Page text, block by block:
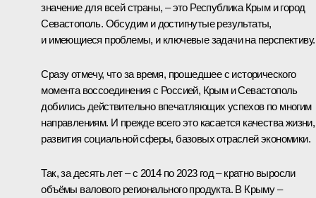
значение для всей страны, – это Республика Крым и город
Севастополь. Обсудим и достигнутые результаты,
и имеющиеся проблемы, и ключевые задачи на перспективу.
Сразу отмечу, что за время, прошедшее с исторического
момента воссоединения с Россией, Крым и Севастополь
добились действительно впечатляющих успехов по многим
направлениям. И прежде всего это касается качества жизни,
развития социальной сферы, базовых отраслей экономики.
Так, за десять лет – с 2014 по 2023 год – кратно выросли
объёмы валового регионального продукта. В Крыму –